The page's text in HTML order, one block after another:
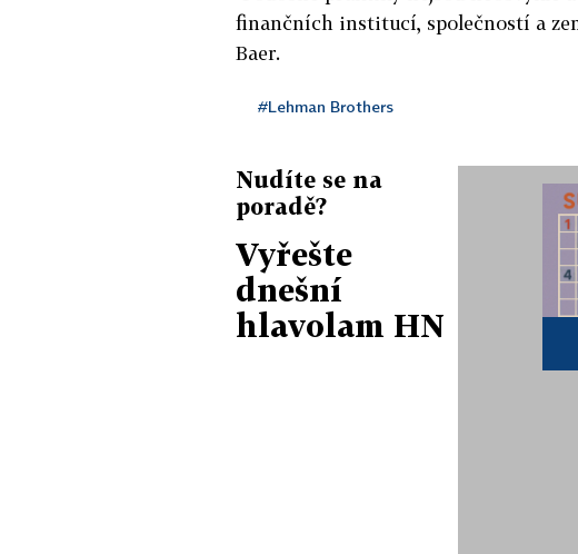
finančních institucí, společností a
Baer.
#Lehman Brothers
Nudíte se na
poradě?
Vyřešte
dnešní
hlavolam HN